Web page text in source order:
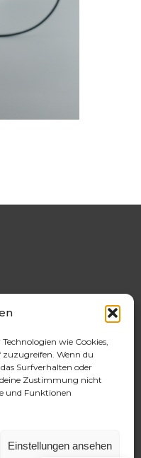
wie Cookies,
Wenn du
Surfverhalten oder
deine Zustimmung nicht
und Funktionen
Einstellungen ansehen